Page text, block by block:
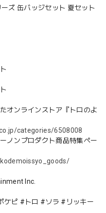
ズ 缶バッジセット 夏セット
オンラインストア『トロのよ
categories/6508008
ノンプロダクト商品特集ペー
Inc.
ケピ #トロ #ソラ #リッキー